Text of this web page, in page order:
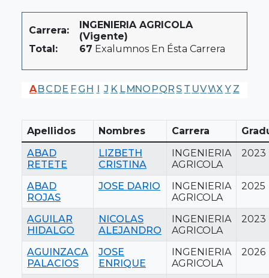
Carrera:
INGENIERIA AGRICOLA
(Vigente)
Total:
67 Exalumnos En Ésta Carrera
ABC DE F G H I J K LMNO PQR S T UVWX Y Z
Apellidos Nombres Carrera
ABAD
RETETE
LIZBETH
CRISTINA
INGENIERIA
AGRICOLA
2023
ABAD
ROJAS
JOSE DARIO
INGENIERIA
AGRICOLA
2025
AGUILAR
HIDALGO
NICOLAS
ALEJANDRO
INGENIERIA
AGRICOLA
2023
AGUINZACA
PALACIOS
JOSE
ENRIQUE
INGENIERIA
AGRICOLA
2026